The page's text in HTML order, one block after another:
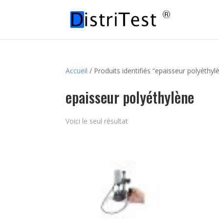
Accueil / Produits identifiés “epaisseur
epaisseur polyéthylène
Voici le seul résultat